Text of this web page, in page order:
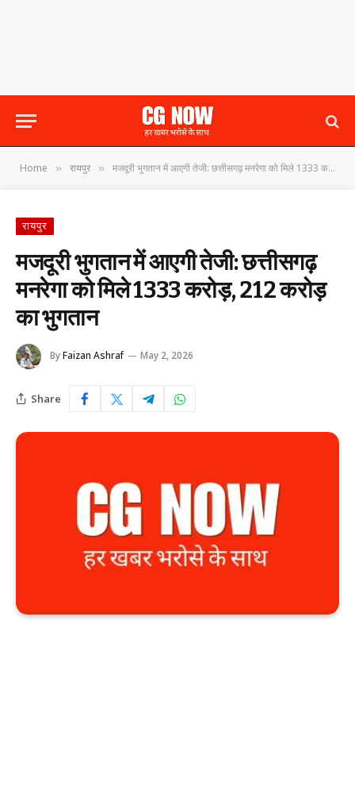
Home » रायपुर » मजदूरी भुगतान में आएगी तेजी: छत्तीसगढ़ मनरेगा को मिले 1333 करोड़, 212 करोड़ का भुगतान
रायपुर
मजदूरी भुगतान में आएगी तेजी: छत्तीसगढ़
मनरेगा को मिले 1333 करोड़, 212 करोड़
का भुगतान
ByFaizan Ashraf May 2, 2026
Share